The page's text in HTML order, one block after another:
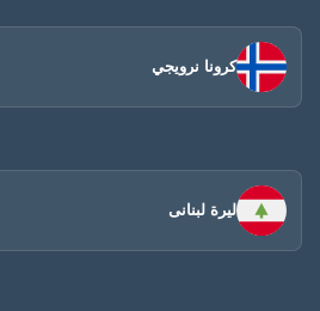
كرونا نرويجي
ليرة لبنانى